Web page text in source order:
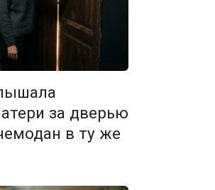
за дверью
в ту же